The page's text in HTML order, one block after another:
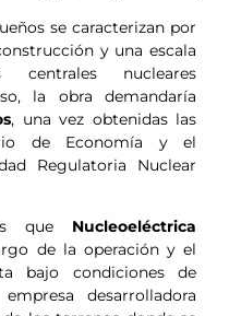
se caracterizan por
y una escala
nucleares
la obra demandaría
, una vez obtenidas las
de Economía y el
Regulatoria Nuclear
que Nucleoeléctrica
de la operación y el
bajo condiciones de
desarrolladora